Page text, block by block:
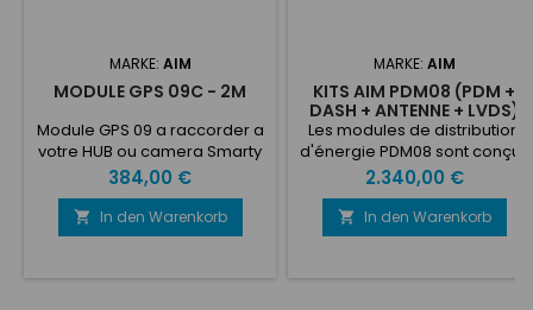
MARKE: AIM
MODULE GPS 09C - 2M
Module GPS 09 a raccorder a
votre HUB ou camera Smarty
Cam directementLongueur :
1M30
Preis
384,00 €
 In den Warenkorb
MARKE: AIM
KITS AIM PDM08 (PDM +
DASH + ANTENNE + LVDS)
Les modules de distribution
d'énergie PDM08 sont conçus
pour distribuer l'énergie à
plusieurs circuits de votre
véhicule, remplaçant
facilement les systèmes
Preis
2.340,00 €
 In den Warenkorb